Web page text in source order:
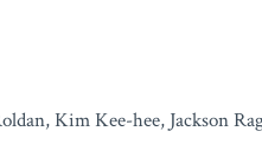
Kim Kee-hee, Jackson